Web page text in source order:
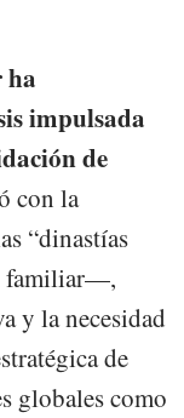
ha
impulsada
de
con la
“dinastías
familiar—,
y la necesidad
de
globales como